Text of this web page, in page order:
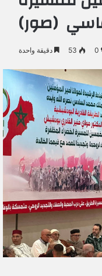
(صور)
0
53 دقيقة واحدة